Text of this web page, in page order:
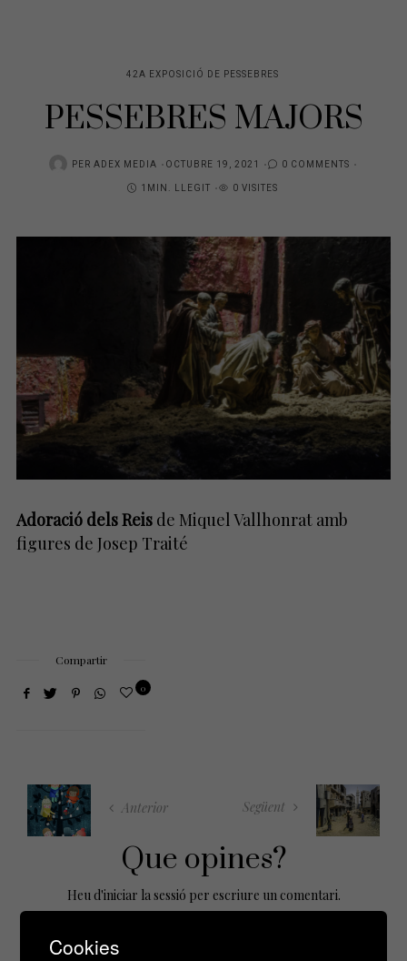
42A EXPOSICIÓ DE PESSEBRES
PESSEBRES MAJORS
PER ADEX MEDIA
POSTED
ON
OCTUBRE 19, 2021
0 COMMENTS
1MIN. LLEGIT
0 VISITES
Adoració dels Reis de Miquel Vallhonrat amb
figures de Josep Traité
Compartir
0
Anterior Següent
Que opines?
Heu d'iniciar la sessió per escriure un comentari.
Cookies